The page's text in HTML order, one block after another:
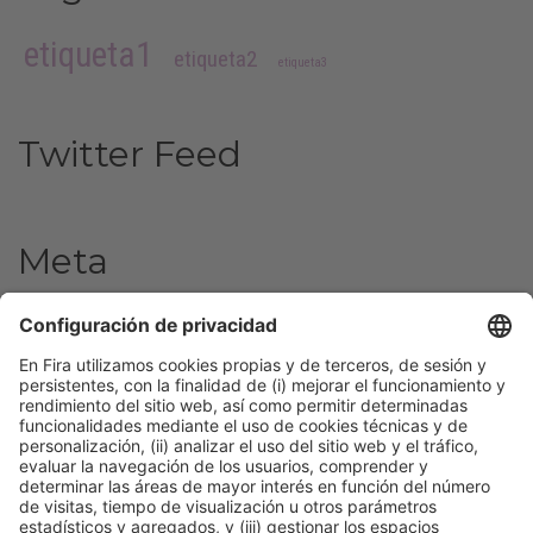
etiqueta1 etiqueta2 etiqueta3
Twitter Feed
Meta
Acceder
Feed de comentarios
WordPress.org